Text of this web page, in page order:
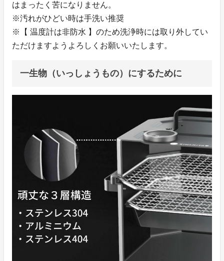
はまったく苦になりません。
※汚れがひどい時は手洗い推奨
※【 温度計は非防水 】のため洗浄時には取り外してい
ただけますようよろしくお願いいたします。
一生物（いっしょうもの）にするために